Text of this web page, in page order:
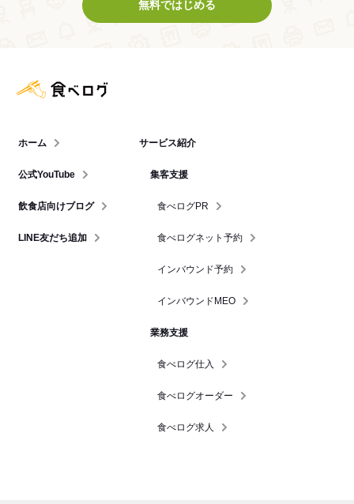
無料ではじめる
ホーム
公式YouTube
飲食店向けブログ
LINE友だち追加
サービス紹介
集客支援
食べログPR
食べログネット予約
インバウンド予約
インバウンドMEO
業務支援
食べログ仕入
食べログオーダー
食べログ求人